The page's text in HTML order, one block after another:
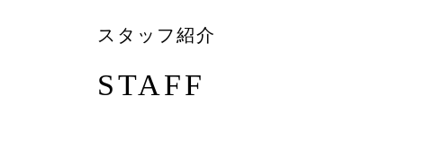
スタッフ紹介
STAFF